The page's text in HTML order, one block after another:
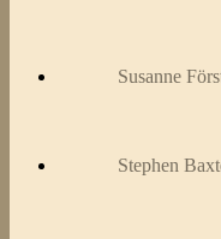
Susanne
Stephen